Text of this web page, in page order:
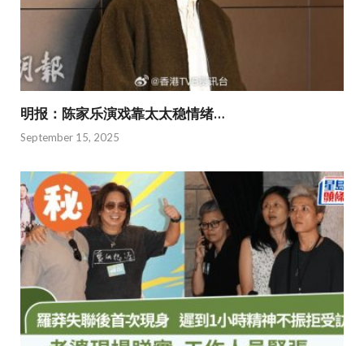
明报：陈家乐演戏靠太太稳情绪…
September 15, 2025